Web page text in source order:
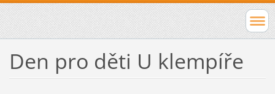
Den pro děti U klempíře